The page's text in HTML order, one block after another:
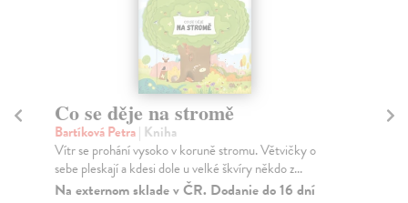
Co se děje na stromě
Bartíková Petra| Kniha
Vítr se prohání vysoko v koruně stromu. Větvičky o
sebe pleskají a kdesi dole u velké škvíry někdo z...
Na externom sklade v ČR. Dodanie do 16 dní